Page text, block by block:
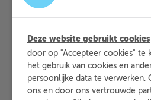
Meer
Probeer nu 1
Deze website gebruikt cookies
door op "Accepteer cookies" te
het gebruik van cookies en
persoonlijke data te verwerken.
ons en door ons vertrouwde